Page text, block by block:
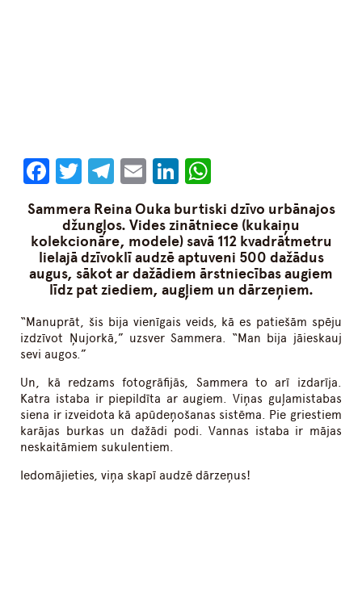
Facebook
Twitter
Telegram
EmailLinkedIn
Sammera Reina Ouka burtiski dzīvo urbānajos
džungļos. Vides zinātniece (kukaiņu
kolekcionāre, modele) savā 112 kvadrātmetru
lielajā dzīvoklī audzē aptuveni 500 dažādus
augus, sākot ar dažādiem ārstniecības augiem
līdz pat ziediem, augļiem un dārzeņiem.
“Manuprāt, šis bija vienīgais veids, kā es patiešām spēju
izdzīvot Ņujorkā,” uzsver Sammera. “Man bija jāieskauj
sevi augos.”
Un, kā redzams fotogrāfijās, Sammera to arī izdarīja.
Katra istaba ir piepildīta ar augiem. Viņas guļamistabas
siena ir izveidota kā apūdeņošanas sistēma. Pie griestiem
karājas burkas un dažādi podi. Vannas istaba ir mājas
neskaitāmiem sukulentiem.
Iedomājieties, viņa skapī audzē dārzeņus!